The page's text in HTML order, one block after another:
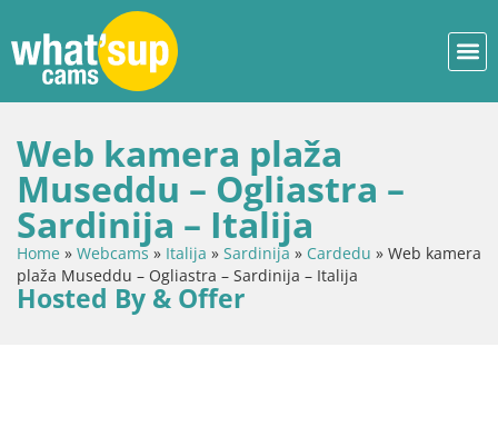
Web kamera plaža
Museddu – Ogliastra –
Sardinija – Italija
Home » Webcams » Italija » Sardinija » Cardedu » Web kamera
plaža Museddu – Ogliastra – Sardinija – Italija
Hosted By & Offer